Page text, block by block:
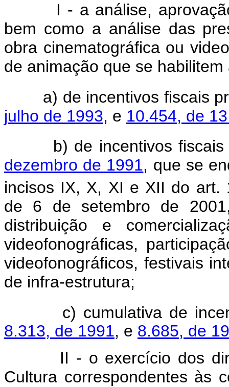
I - a análise, aprovação
bem como a análise das
obra cinematográfica ou
de animação que se
a) de incentivos fiscais
julho de 1993, e 10.454, de
b) de incentivos fiscais
dezembro de 1991, que se
incisos IX, X, XI e XII do art.
de 6 de setembro de
distribuição e
videofonográficas,
videofonográficos, festivais
de infra-estrutura;
c) cumulativa de
8.313, de 1991, e 8.685, de
II - o exercício dos
Cultura correspondentes às